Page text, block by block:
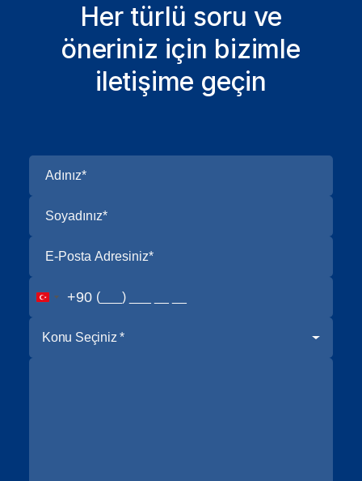
Her türlü soru ve
öneriniz için bizimle
iletişime geçin
+90
Konu Seçiniz *